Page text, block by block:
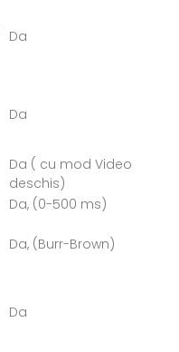
Da
Da
Da ( cu mod Video
deschis)
Da, (0-500 ms)
Da, (Burr-Brown)
Da